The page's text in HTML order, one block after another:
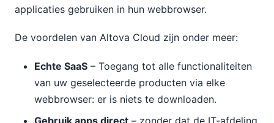
applicaties gebruiken in hun webbrowser.
De voordelen van Altova Cloud zijn onder meer:
Echte SaaS – Toegang tot alle functionaliteiten
van uw geselecteerde producten via elke
webbrowser: er is niets te downloaden.
Gebruik apps direct – zonder dat de IT-afdeling